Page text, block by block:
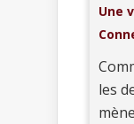
Une
les